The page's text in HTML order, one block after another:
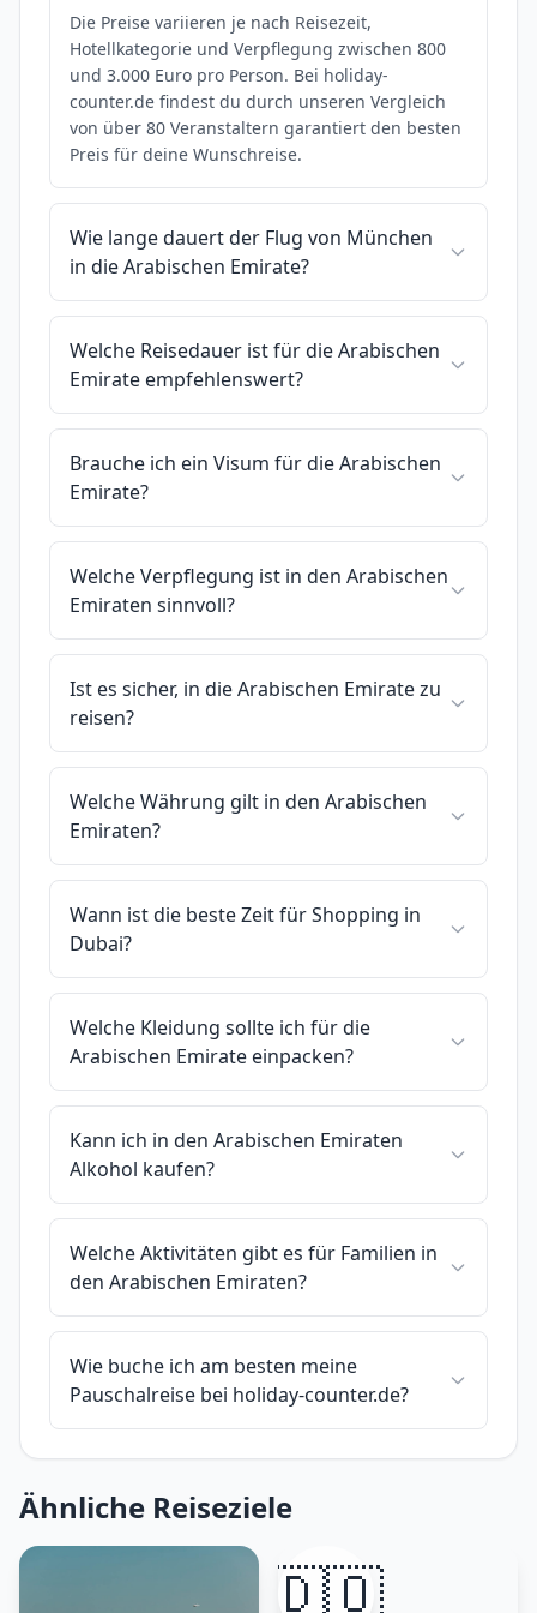
Die Preise variieren je nach Reisezeit,
Hotellkategorie und Verpflegung zwischen 800
und 3.000 Euro pro Person. Bei holiday-
counter.de findest du durch unseren Vergleich
von über 80 Veranstaltern garantiert den besten
Preis für deine Wunschreise.
Wie lange dauert der Flug von München
in die Arabischen Emirate?
Welche Reisedauer ist für die Arabischen
Emirate empfehlenswert?
Brauche ich ein Visum für die Arabischen
Emirate?
Welche Verpflegung ist in den Arabischen
Emiraten sinnvoll?
Ist es sicher, in die Arabischen Emirate zu
reisen?
Welche Währung gilt in den Arabischen
Emiraten?
Wann ist die beste Zeit für Shopping in
Dubai?
Welche Kleidung sollte ich für die
Arabischen Emirate einpacken?
Kann ich in den Arabischen Emiraten
Alkohol kaufen?
Welche Aktivitäten gibt es für Familien in
den Arabischen Emiraten?
Wie buche ich am besten meine
Pauschalreise bei holiday-counter.de?
Ähnliche Reiseziele
🇩🇴